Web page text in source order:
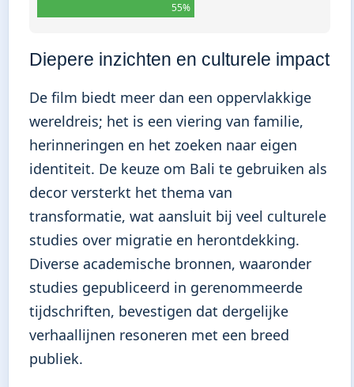
55%
Diepere inzichten en culturele impact
De film biedt meer dan een oppervlakkige
wereldreis; het is een viering van familie,
herinneringen en het zoeken naar eigen
identiteit. De keuze om Bali te gebruiken als
decor versterkt het thema van
transformatie, wat aansluit bij veel culturele
studies over migratie en herontdekking.
Diverse academische bronnen, waaronder
studies gepubliceerd in gerenommeerde
tijdschriften, bevestigen dat dergelijke
verhaallijnen resoneren met een breed
publiek.